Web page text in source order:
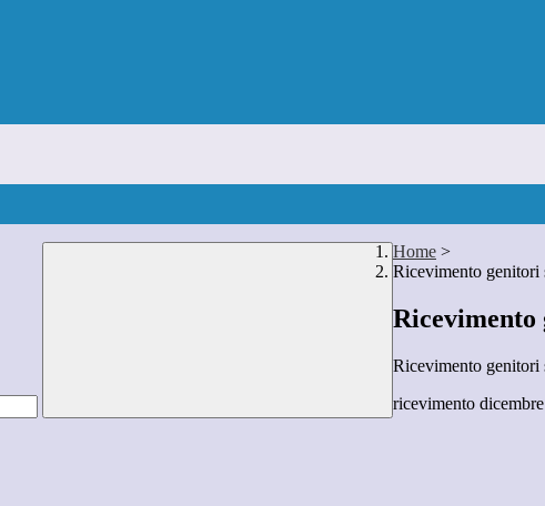
Home >
Ricevimento genitori
Ricevimento
Ricevimento genitori
ricevimento